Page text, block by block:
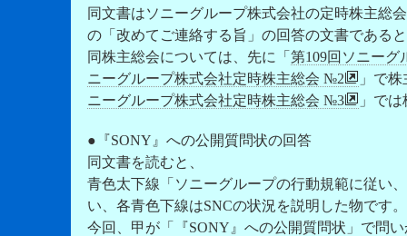
同文書はソニーグループ株式会社の定時株主総
の「改めてご連絡する旨」の回答の文書である
同株主総会については、先に「 第109回ソニー
ニーグループ株式会社定時株主総会 №2
」で
ニーグループ株式会社定時株主総会 №3
」で
●『SONY』への公開質問状の回答
同文書を読むと、
青色太下線「ソニーグループの行動規範に従い
い、各青色下線はSNCの状況を説明した物です。
今回、甲が「『SONY』への公開質問状」で問